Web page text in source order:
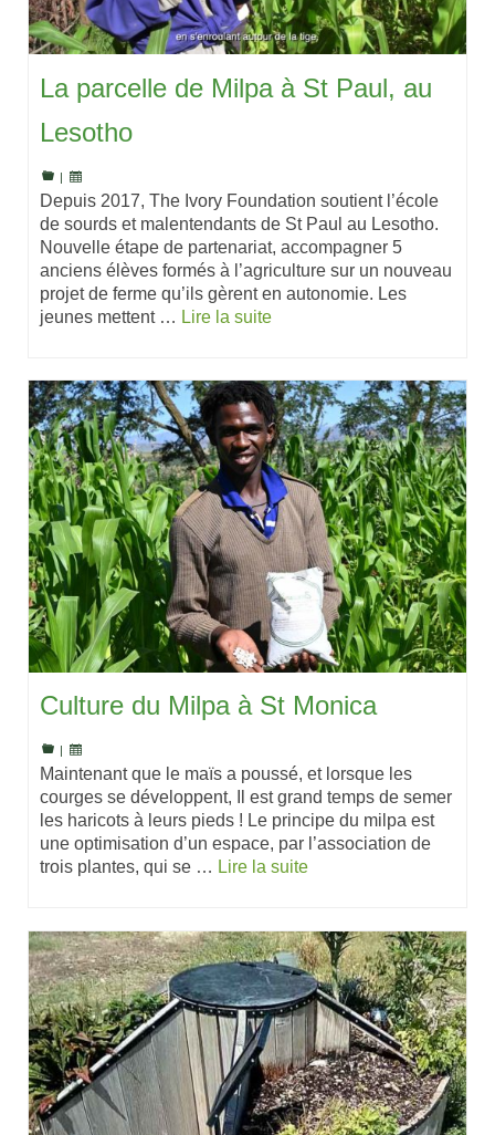
La parcelle de Milpa à St Paul, au
Lesotho
|
Depuis 2017, The Ivory Foundation soutient l’école
de sourds et malentendants de St Paul au Lesotho.
Nouvelle étape de partenariat, accompagner 5
anciens élèves formés à l’agriculture sur un nouveau
projet de ferme qu’ils gèrent en autonomie. Les
jeunes mettent … Lire la suite
Culture du Milpa à St Monica
Maintenant que le maïs a poussé, et lorsque les
courges se développent, Il est grand temps de semer
les haricots à leurs pieds ! Le principe du milpa est
une optimisation d’un espace, par l’association de
trois plantes, qui se … Lire la suite